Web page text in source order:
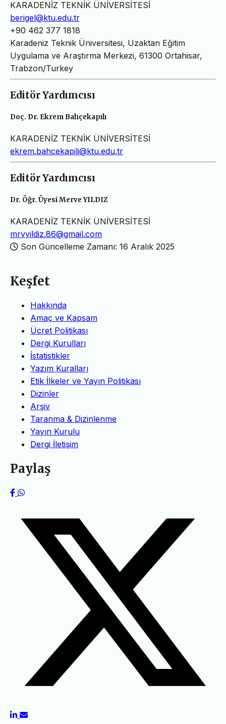
KARADENİZ TEKNİK ÜNİVERSİTESİ
berigel@ktu.edu.tr
+90 462 377 1818
Karadeniz Teknik Üniversitesi, Uzaktan Eğitim
Uygulama ve Araştırma Merkezi, 61300 Ortahisar,
Trabzon/Turkey
Editör Yardımcısı
Doç. Dr. Ekrem Bahçekapılı
KARADENİZ TEKNİK ÜNİVERSİTESİ
ekrem.bahcekapili@ktu.edu.tr
Editör Yardımcısı
Dr. Öğr. Üyesi Merve YILDIZ
KARADENİZ TEKNİK ÜNİVERSİTESİ
mrvyildiz.86@gmail.com
Son Güncelleme Zamanı: 16 Aralık 2025
Keşfet
Hakkında
Amaç ve Kapsam
Ücret Politikası
Dergi Kurulları
İstatistikler
Yazım Kuralları
Etik İlkeler ve Yayın Politikası
Dizinler
Arşiv
Taranma & Dizinlenme
Yayın Kurulu
Dergi İletişim
Paylaş